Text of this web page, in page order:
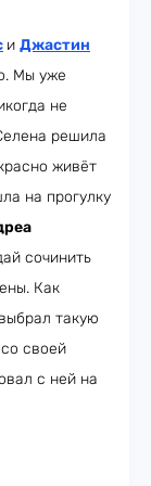
и Джастин
Мы уже
не
решила
живёт
на прогулку
сочинить
Как
такую
своей
с ней на